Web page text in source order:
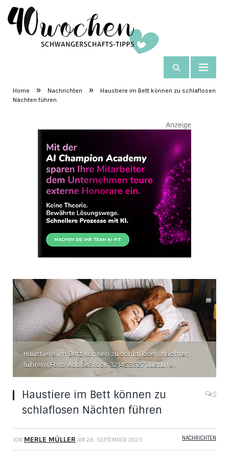
SchwangerschaftsTipps
Home » Nachrichten »
Haustiere im Bett können zu schlaflosen
Nächten führen
Haustiere im Bett können zu schlaflosen Nächten
führen (Foto: AdobeStock 321453527 JustLife)
Haustiere im Bett können zu
schlaflosen Nächten führen
0
VON MERLE MÜLLER AM 28. SEPTEMBER 2023 NACHRICHTEN